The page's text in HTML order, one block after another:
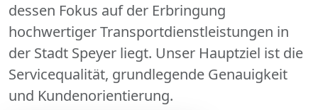
dessen Fokus auf der Erbringung
hochwertiger Transportdienstleistungen in
der Stadt Speyer liegt. Unser Hauptziel ist die
Servicequalität, grundlegende Genauigkeit
und Kundenorientierung.